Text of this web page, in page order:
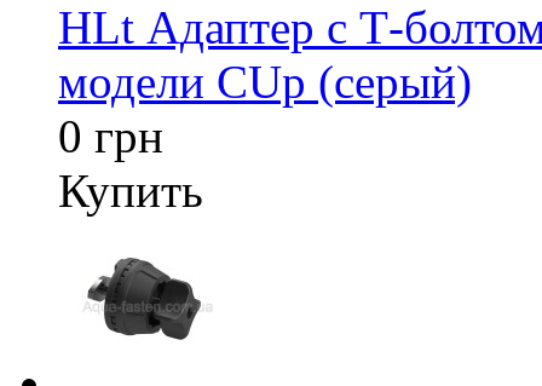
HLt Адаптер c Т-
модели CUp (серый)
0 грн
Купить